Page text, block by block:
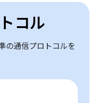
コル
の通信プロトコルを